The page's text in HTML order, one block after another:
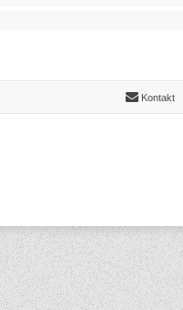
Kontakt